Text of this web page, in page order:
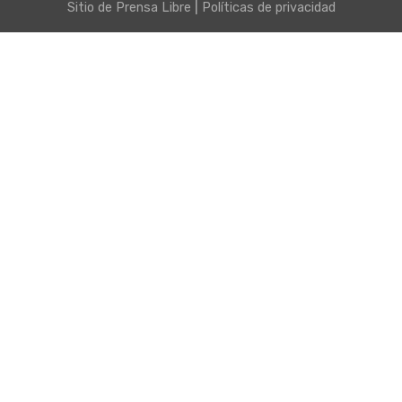
Sitio de Prensa Libre Políticas de privacidad